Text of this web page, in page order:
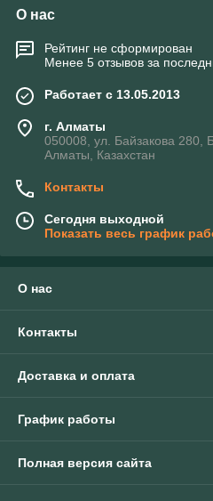
О нас
Рейтинг не сформирован
Менее 5 отзывов за
Работает с 13.05.2013
г. Алматы
050008, ул. Байзакова 280,
Алматы, Казахстан
Контакты
Сегодня выходной
Показать весь график
О нас
Контакты
Доставка и оплата
График работы
Полная версия сайта